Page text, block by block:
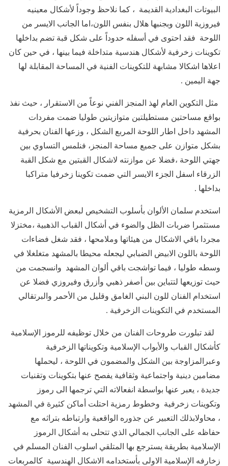
البيوتات البغدادية القديمة ، كما نلاحظ وجوداً لأشكال معينيه
فيروزية اللون وبجنبها هلال بنفس اللون،اما الجانب الايسر من
اللوحة فقد احتوى في أسفله حدوداً على شكل قبة تضم بداخلها
تكوينات زخرفية لأشكال هندسية متداخلة فيما بينها ، في حين كان
اعلاها اشكالا مشابهة للتكوينات الفنية في المساحة المقابلة لها
جهة اليمين .
مثل التكوين العام لهذ المنجز الفني نوعاً من الاستقرار ، حيث نفذ
بواقع مساحتين مستطيلتين متوازيتين طوليا ضمت مفردات
المشهد داخل اطار اللوحة المربع الشكل ، وزعها الفنان بحرفية
بشكل متوازن على جميع مساحة المنجز، فنلمس التساوي بين
جهتي اللوحة ،فضلا عن موازنته لاشكال القبتين مع شكل القبة
الزرقاء اسفل الجزء الايسر التي ضمت تكوينا زخرفيا متراكبا
بداخلها .
استخدم سلمان الألوان بأسلوب التشخيص لبعض الأشكال الرمزية
مستثمرا ضربات الظل والضوء في أشكال القباب الذهبية ،مختزلا
مجردا باقي الاشكال من هيئاتها وملامحها ، فقد شغل فضاءات
اللوحة باللون الابيض الضبابي ليجعله محيطا بالمشهد متغلغلا في
وسطه طوليا ، فيما تواشجت باقي ألوان المشهد وانسجمت من
حيث توزيعها لتتباين بين أصفر ذهبي وأزرق وفيروزي فضلا عن
استخدام الفنان للون البني الغامق وقليل من الأحمر والبرتقالي
المستخدم في التكوينات الزخرفية .
لقد تبلورت طروحات الفنان من خلال توظيفه للرموز الإسلامية
كأشكال القباب والأبواب الإسلامية وتكويناتها الزخرفية
وعبرالمزاوجة بين الشكل والمضمون في اللوحة ، ليحملها
مضامين دينية واجتماعية وثقافية يفصح عنها بتكوينات وتقنيات
جديدة ، يعبر عنها بواسطة انفعالاته التي ترجمها الى رموز
وتكوينات زخرفية وخطوط رمزية احتلت أماكن كثيرة في المشهد
، محاولابذلك التعبير عن جذوره الواقعية وارتباطه بتراثه مع
حفاظه على الجانب الجمالي الذي تتحلى به أشكال الرموز
الإسلامية بطريقة يسترجع بها المتلقي اسلوب الفنان المسلم في
زخارفه الإسلامية الاولى بأستخدامه الاشكال الهندسية كالمربعات